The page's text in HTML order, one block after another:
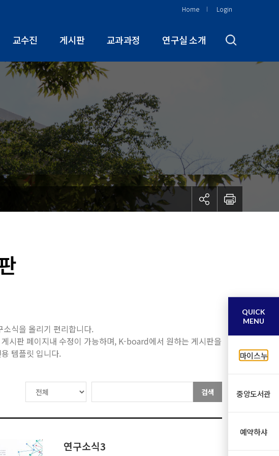
Home Login
교수진 게시판 교과과정 연구실 소개
식을 올리기 편리합니다.
시판 페이지내 수정이 가능하며, K-board에서 원하는 게시판을
템플릿 입니다.
검색
연구소식3
QUICK
MENU
마이스누
중앙도서관
예약하샤